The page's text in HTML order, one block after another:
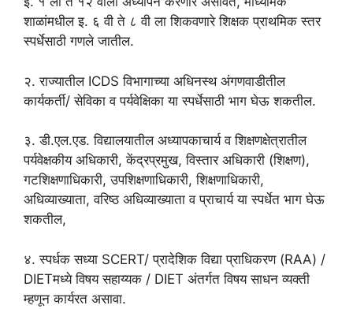
शाळांमधील इ. ६ वी ते ८ वी ला शिकवणारे शिक्षक प्राथमिक स्तर
स्पर्धेसाठी गणले जातील.
२. राज्यातील ICDS विभागाच्या अधिनस्थ अंगणवाडीतील
कार्यकर्ती/ सेविका व पर्यवेक्षिका या स्पर्धेसाठी भाग घेऊ शकतील.
३. डी.एल.एड. विद्यालयातील अध्यापकाचार्य व शिक्षणक्षेत्रातील
पर्यवेक्षकीय अधिकारी, केंद्रप्रमुख, विस्तार अधिकारी (शिक्षण),
गटशिक्षणाधिकारी, उपशिक्षणाधिकारी, शिक्षणाधिकारी,
अधिव्याख्याता, वरिष्ठ अधिव्याख्याता व प्राचार्य या स्पर्धेत भाग घेऊ
शकतील,
४. स्पर्धक सध्या SCERT/ प्रादेशिक विद्या प्राधिकरण (RAA) /
DIETमध्ये विषय सहाय्यक / DIET अंतर्गत विषय साधन व्यक्ती
म्हणून कार्यरत असावा.